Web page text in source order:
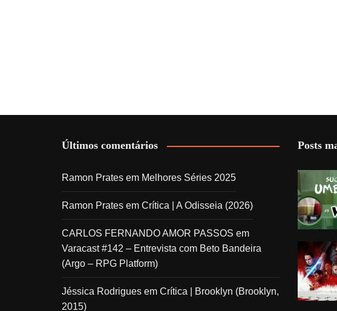
Últimos comentários
Ramon Prates em Melhores Séries 2025
Ramon Prates em Crítica | A Odisseia (2026)
CARLOS FERNANDO AMOR PASSOS em
Varacast #142 – Entrevista com Beto Bandeira
(Argo – RPG Platform)
Jéssica Rodrigues em Crítica | Brooklyn (Brooklyn,
2015)
Posts